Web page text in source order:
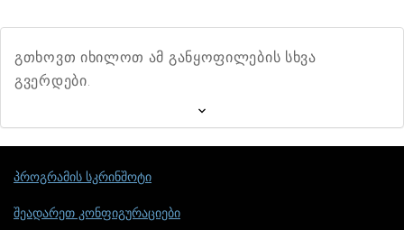
გთხოვთ იხილოთ ამ განყოფილების სხვა
გვერდები.
პროგრამის სკრინშოტი
შეადარეთ კონფიგურაციები